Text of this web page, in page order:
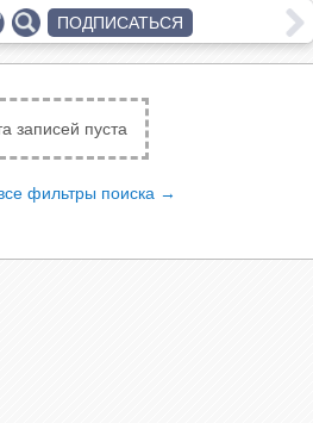
записей пуста
фильтры поиска →
ПОДПИСАТЬСЯ